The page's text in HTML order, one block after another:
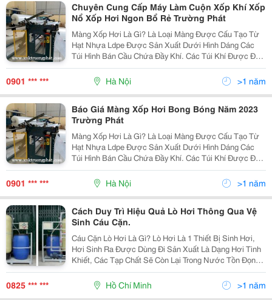
Chuyên Cung Cấp Máy Làm Cuộn Xốp Khí Xốp
Nổ Xốp Hơi Ngon Bổ Rẻ Trường Phát
Màng Xốp Hơi Là Gì? Là Loại Màng Được Cấu Tạo Từ
Hạt Nhựa Ldpe Được Sản Xuất Dưới Hình Dáng Các
Túi Hình Bán Cầu Chứa Đầy Khí. Các Túi Khí Được Đặt
Sát Đều Nhau Nhằm Tạo Ra Lớp Đệm Giảm Chấn Cho
Các Vật Dụng Dễ Vỡ. Ưu Điểm Màng Xốp Nổ Bong...
0901 *** *** Hà Nội >1 năm
Báo Giá Màng Xốp Hơi Bong Bóng Năm 2023
Trường Phát
Màng Xốp Hơi Là Gì? Là Loại Màng Được Cấu Tạo Từ
Hạt Nhựa Ldpe Được Sản Xuất Dưới Hình Dáng Các
Túi Hình Bán Cầu Chứa Đầy Khí. Các Túi Khí Được Đặt
Sát Đều Nhau Nhằm Tạo Ra Lớp Đệm Giảm Chấn Cho
Các Vật Dụng Dễ Vỡ. Ưu Điểm Màng Xốp Nổ Bong...
0901 *** *** Hà Nội >1 năm
Cách Duy Trì Hiệu Quả Lò Hơi Thông Qua Vệ
Sinh Cáu Cặn.
Cáu Cặn Lò Hơi Là Gì? Lò Hơi Là 1 Thiết Bị Sinh Hơi,
Hơi Sinh Ra Được Dùng Đi Sản Xuất Là Dạng Hơi Tinh
Khiết, Các Tạp Chất Sẽ Còn Lại Trong Nước Tồn Đọng
Lại Bên Trong Hệ Thống Lò Hơi. Các Cáu Cặn Của Lò
Hơi Hình Thành Bởi Các Tạp Chất Kết Tủa Tách...
0825 *** *** Hồ Chí Minh >1 năm